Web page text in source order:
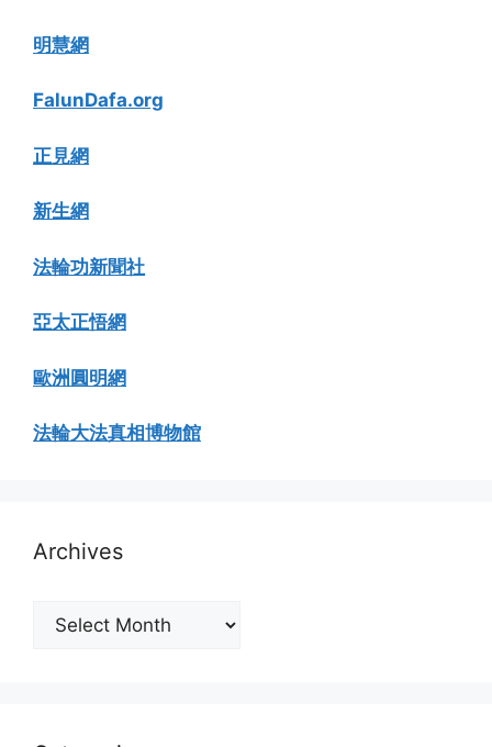
明慧網
FalunDafa.org
正見網
新生網
法輪功新聞社
亞太正悟網
歐洲圓明網
法輪大法真相博物館
Archives
Archives